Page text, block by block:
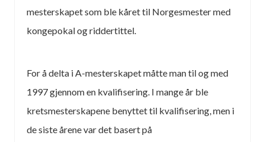
mesterskapet som ble kåret til Norgesmester med
kongepokal og riddertittel.
For å delta i A-mesterskapet måtte man til og med
1997 gjennom en kvalifisering. I mange år ble
kretsmesterskapene benyttet til kvalifisering, men i
de siste årene var det basert på